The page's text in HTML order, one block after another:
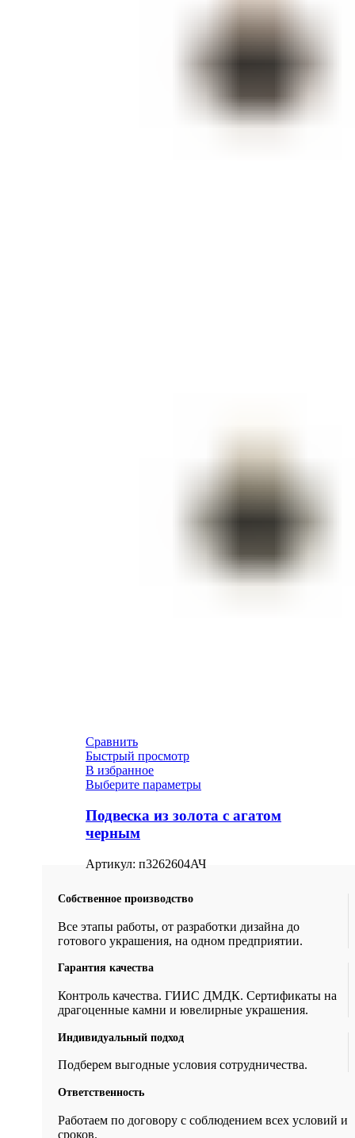
Сравнить
Быстрый просмотр
В избранное
Выберите параметры
Подвеска из золота с агатом
черным
Артикул: п3262604АЧ
Собственное производство
Все этапы работы, от разработки дизайна до
готового украшения, на одном предприятии.
Гарантия качества
Контроль качества. ГИИС ДМДК. Сертификаты на
драгоценные камни и ювелирные украшения.
Индивидуальный подход
Подберем выгодные условия сотрудничества.
Ответственность
Работаем по договору с соблюдением всех условий и
сроков.